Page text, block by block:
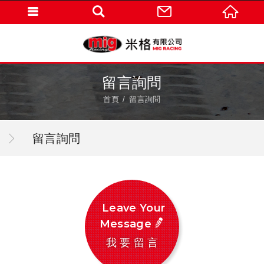
留言詢問
首頁 留言詢問
留言詢問
我要留言
Leave Your
Message